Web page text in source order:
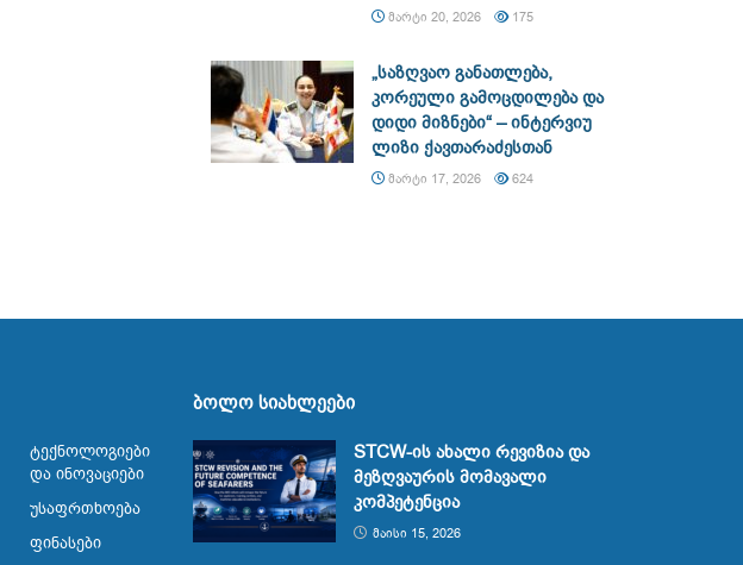
ᲛᲐᲠᲢᲘ 20, 2026 175
„საზღვაო განათლება,
კორეული გამოცდილება და
დიდი მიზნები“ – ინტერვიუ
ლიზი ქავთარაძესთან
ᲛᲐᲠᲢᲘ 17, 2026 624
Ტექნოლოგიები
Და Ინოვაციები
Უსაფრთხოება
Ფინასები
ბოლო სიახლეები
STCW-ის ახალი რევიზია და
მეზღვაურის მომავალი
კომპეტენცია
ᲛᲐᲘᲡᲘ 15, 2026